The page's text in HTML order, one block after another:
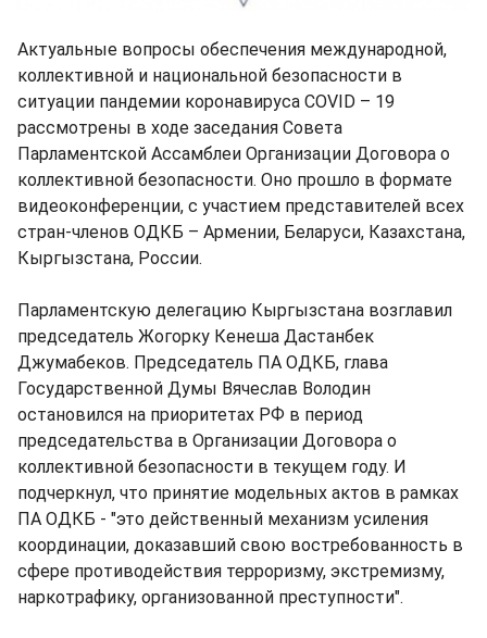
Актуальные вопросы обеспечения международной,
коллективной и национальной безопасности в
ситуации пандемии коронавируса COVID – 19
рассмотрены в ходе заседания Совета
Парламентской Ассамблеи Организации Договора о
коллективной безопасности. Оно прошло в формате
видеоконференции, с участием представителей всех
стран-членов ОДКБ – Армении, Беларуси, Казахстана,
Кыргызстана, России.
Парламентскую делегацию Кыргызстана возглавил
председатель Жогорку Кенеша Дастанбек
Джумабеков. Председатель ПА ОДКБ, глава
Государственной Думы Вячеслав Володин
остановился на приоритетах РФ в период
председательства в Организации Договора о
коллективной безопасности в текущем году. И
подчеркнул, что принятие модельных актов в рамках
ПА ОДКБ - "это действенный механизм усиления
координации, доказавший свою востребованность в
сфере противодействия терроризму, экстремизму,
наркотрафику, организованной преступности".